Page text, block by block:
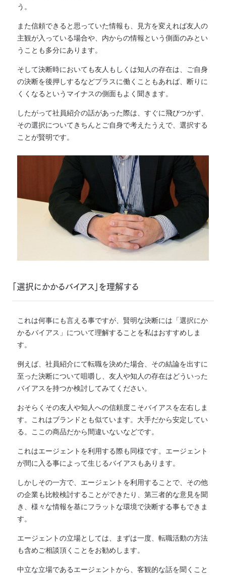
う。
また信頼できると思っていた情報も、見方を変えれば友人の
主観が入っている場合や、内からの情報という側面のみとい
うことも多分にあります。
そして決断時においても友人もしくは知人の存在は、ご自身
の決断を後押しするなどプラスに働くこともあれば、断りに
くくなるというマイナスの側面もよく聞きます。
したがって社員紹介の話があった際は、すぐに飛びつかず、
その選択についてきちんとご自身で考えたうえで、選択する
ことが賢明です。
「選択にかかるバイアス」を理解する
これは何事にも言える事ですが、賢明な決断には「選択にか
かるバイアス」について理解することを私はおすすめしま
す。
例えば、社員紹介にて転職を決めた場合、その結論を出すに
至った決断について咀嚼し、友人や知人の存在はどういった
バイアスを持つか検討してみてください。
おそらくその友人や知人への信頼度こそバイアスを左右しま
す。これはブランドとも似ています。大手だから安定してい
る。ここの商品だから間違いないなどです。
これはエージェントを利用する際も同様です。エージェント
が間に入る事によって生じるバイアスもあります。
しかしその一方で、エージェントを利用することで、その他
の企業も比較検討することができたり、第三者的な意見を聞
き、様々な情報を基にフラットな環境で決断する事もできま
す。
エージェントの立場としては、まずは一度、転職活動の方法
も含めご相談頂くことをお勧めします。
中立な立場であるエージェントから、客観的な話を聞くこと